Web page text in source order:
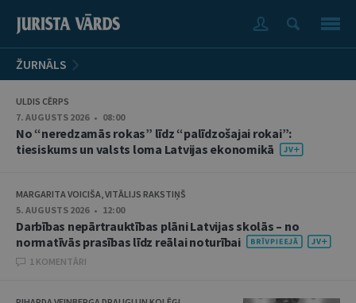
ŽURNĀLS
ULDIS CĒRPS
7. AUGUSTS 2026 • 08:00
No “neredzamās rokas” līdz “palīdzošajai rokai”:
tiesiskums un valsts loma Latvijas ekonomikā
MARGARITA VOICIŠA, VITĀLIJS RAKSTIŅŠ
5. AUGUSTS 2026 • 12:00
Darbības nepārtrauktības plāni Latvijas skolās – no
normatīvās prasības līdz reālai noturībai
1 KOMENTĀRI